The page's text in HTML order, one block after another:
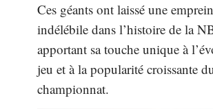
Ces géants ont laissé une
indélébile dans l’histoire de la
apportant sa touche unique à
jeu et à la popularité croissante
championnat.